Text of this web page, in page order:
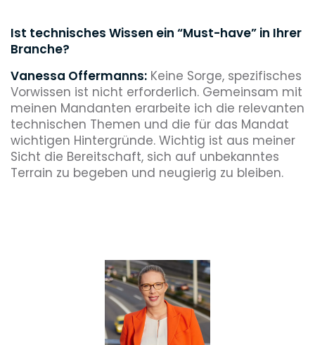
Ist technisches Wissen ein “Must-have” in Ihrer
Branche?
Vanessa Offermanns: Keine Sorge, spezifisches
Vorwissen ist nicht erforderlich. Gemeinsam mit
meinen Mandanten erarbeite ich die relevanten
technischen Themen und die für das Mandat
wichtigen Hintergründe. Wichtig ist aus meiner
Sicht die Bereitschaft, sich auf unbekanntes
Terrain zu begeben und neugierig zu bleiben.